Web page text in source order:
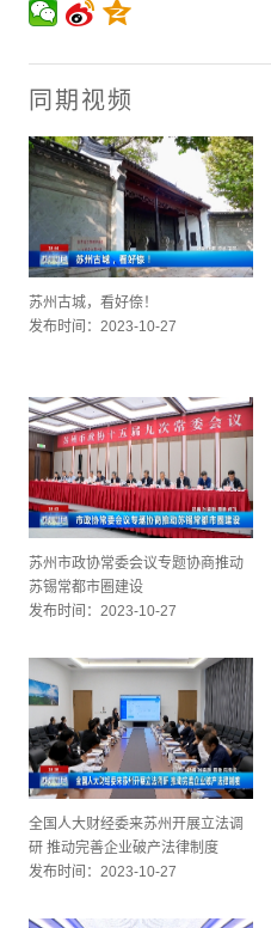
同期视频
苏州古城，看好倷！
发布时间：2023-10-27
苏州市政协常委会议专题协商推动
苏锡常都市圈建设
发布时间：2023-10-27
全国人大财经委来苏州开展立法调
研 推动完善企业破产法律制度
发布时间：2023-10-27